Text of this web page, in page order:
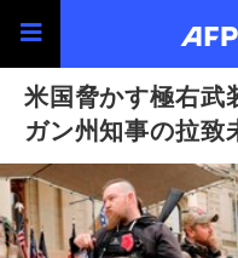
米国脅かす極右武
ガン州知事の拉致